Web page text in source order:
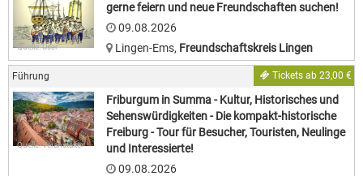
Quelle: User
gerne feiern und neue Freundschaften suchen!
09.08.2026
Lingen-Ems, Freundschaftskreis Lingen
Führung Tickets ab 23,00 €
Quelle: Veranstalter
Friburgum in Summa - Kultur, Historisches und
Sehenswürdigkeiten - Die kompakt-historische
Freiburg - Tour für Besucher, Touristen, Neulinge
und Interessierte!
09.08.2026